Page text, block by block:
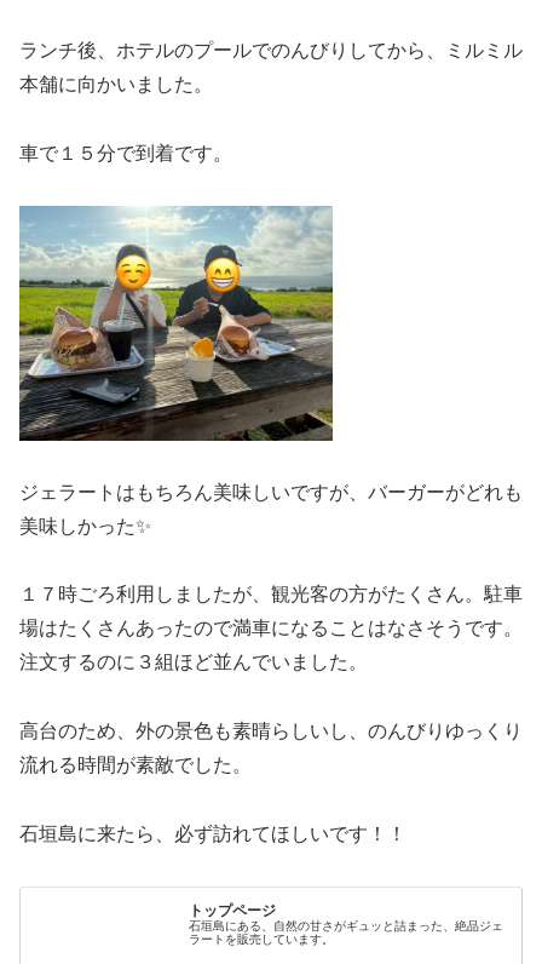
ランチ後、ホテルのプールでのんびりしてから、ミルミル
本舗に向かいました。
車で１５分で到着です。
ジェラートはもちろん美味しいですが、バーガーがどれも
美味しかった✨
１７時ごろ利用しましたが、観光客の方がたくさん。駐車
場はたくさんあったので満車になることはなさそうです。
注文するのに３組ほど並んでいました。
高台のため、外の景色も素晴らしいし、のんびりゆっくり
流れる時間が素敵でした。
石垣島に来たら、必ず訪れてほしいです！！
トップページ
石垣島にある、自然の甘さがギュッと詰まった、絶品ジェ
ラートを販売しています。